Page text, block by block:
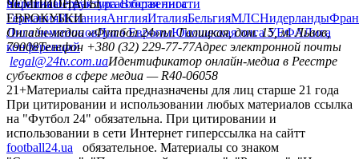
политикаСтруктура собственности
УкраинаПервая лигаВторая лига
ЧЕМПИОНАТЫ
ГерманияИспанияАнглияИталияБельгияМЛСНидерланды
ЕВРОКУБКИ
Лига чемпионовЛига ЕвропыЮношеская лига УЕФАЛига
конференций
Онлайн-медиа «Футбол 24»пл. Галицкая, дом. 15, м. Львов,
79008Телефон +380 (32) 229-77-77Адрес электронной почты
legal@24tv.com.uaИдентификатор онлайн-медиа в Реестре
субъектов в сфере медиа — R40-06058
21+Материалы сайта предназначены для лиц старше 21 года
При цитировании и использовании любых материалов ссылка
на "Футбол 24" обязательна. При цитировании и
использовании в сети Интернет гиперссылка на сайтт
football24.ua
обязательное. Материалы со знаком